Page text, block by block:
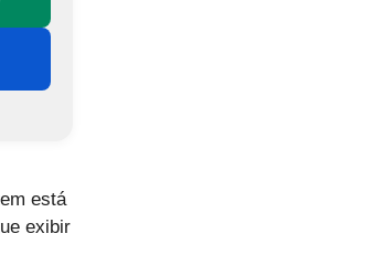
está
exibir